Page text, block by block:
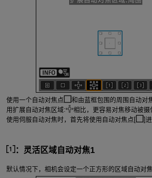
使用一个自动对焦点
和由蓝框包围的周围自动对
用扩展自动对焦区域:
相比，更容易对焦移动被摄
使用伺服自动对焦时，首先将使用自动对焦点[
]
：灵活区域自动对焦1
默认情况下，相机会设定一个正方形的区域自动对焦